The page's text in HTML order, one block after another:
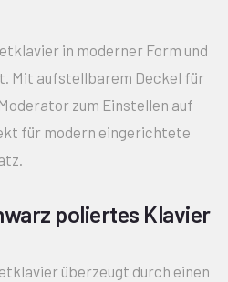
in moderner Form und
Mit aufstellbarem Deckel für
zum Einstellen auf
für modern eingerichtete
poliertes Klavier
überzeugt durch einen